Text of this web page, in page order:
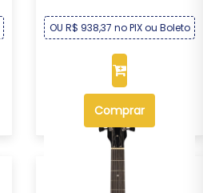
OU R$ 938,37 no PIX ou Boleto
Comprar